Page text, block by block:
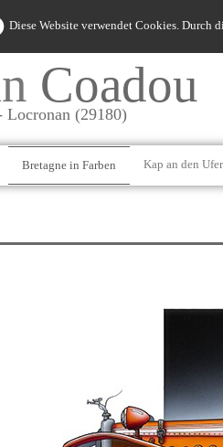
Diese Website verwendet Cookies. Durch
Coadou
Locronan (29180)
Bretagne in Farben Kap an den